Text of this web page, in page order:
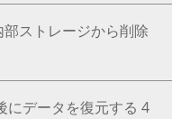
ストレージから削除
データを復元する 4